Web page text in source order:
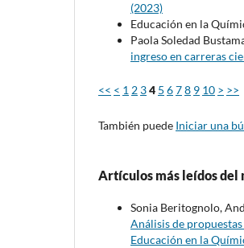
(2023)
Educación en la
Paola Soledad
ingreso en carreras
<< < 1 2 34 5 678 9 10 > >>
También puede Iniciar una
Artículos más leídos del
Sonia Beritognolo,
Análisis de
Educación en la